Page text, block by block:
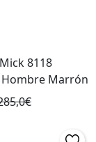
8118
Marrón